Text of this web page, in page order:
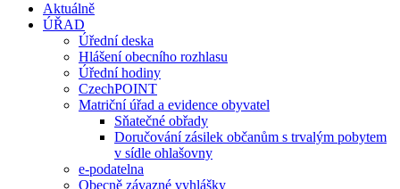
Aktuálně
ÚŘAD
Úřední deska
Hlášení obecního rozhlasu
Úřední hodiny
CzechPOINT
Matriční úřad a evidence obyvatel
Sňatečné obřady
Doručování zásilek občanům s trvalým pobytem
v sídle ohlašovny
e-podatelna
Obecně závazné vyhlášky